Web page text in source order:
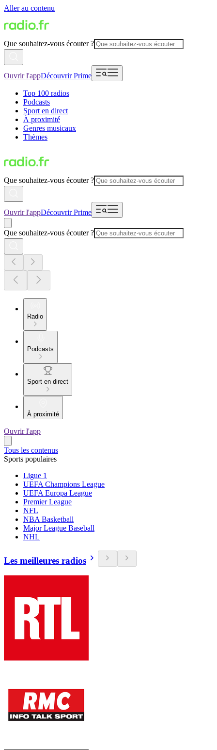
Aller au contenu
Que souhaitez-vous écouter ?
Ouvrir l'appDécouvrir Prime
Top 100 radios
Podcasts
Sport en direct
À proximité
Genres musicaux
Thèmes
Que souhaitez-vous écouter ?
Ouvrir l'appDécouvrir Prime
Que souhaitez-vous écouter ?
Radio
Podcasts
Sport en direct
À proximité
Ouvrir l'app
Tous les contenus
Sports populaires
Ligue 1
UEFA Champions League
UEFA Europa League
Premier League
NFL
NBA Basketball
Major League Baseball
NHL
Les meilleures radios